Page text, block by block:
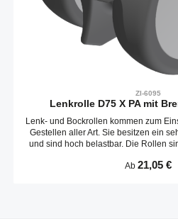
ZI-6095
Lenkrolle D75 X PA mit
Lenk- und Bockrollen kommen zum
Gestellen aller Art. Sie besitzen ein
und sind hoch belastbar. Die Rollen
werden viele Rollen auch in ESD
Regulärer
Ab 21,05 €